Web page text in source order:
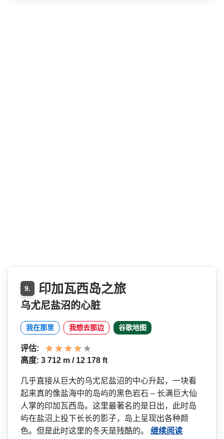
9. 印加瓦西岛之旅
乌尤尼盐沼的心脏
我在那里 我想去那边 谷歌地图
评估:
高度: 3 712 m / 12 178 ft
几乎直接从巨大的乌尤尼盐沼­的中心升起，一块看
起来真的像盐海中的岛屿的黑色岩­石 – 长满巨大仙
人掌的印加瓦西岛­。这里最著名的是日出，此时岛
屿在盐沼上投下长长的­影子，岛上呈现出各种颜
色。但是此时这里的冬天是残­酷的。 继续阅读